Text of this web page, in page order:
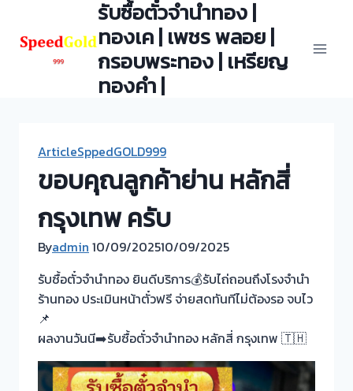
content
รับซื้อตั๋วจำนำทอง |
ทองเค | เพชร พลอย |
กรอบพระทอง | เหรียญ
ทองคำ |
ArticleSppedGOLD999
ขอบคุณลูกค้าย่าน หลักสี่
กรุงเทพ ครับ
Byadmin 10/09/202510/09/2025
รับซื้อตั๋วจำนำทอง ยินดีบริการ💰รับไถ่ถอนถึงโรงจำนำ
ร้านทอง ประเมินหน้าตั๋วฟรี จ่ายสดทันทีไม่ต้องรอ จบไว
📌
ผลงานวันนี➡️รับซื้อตั๋วจำนำทอง หลักสี่ กรุงเทพ 🇹🇭